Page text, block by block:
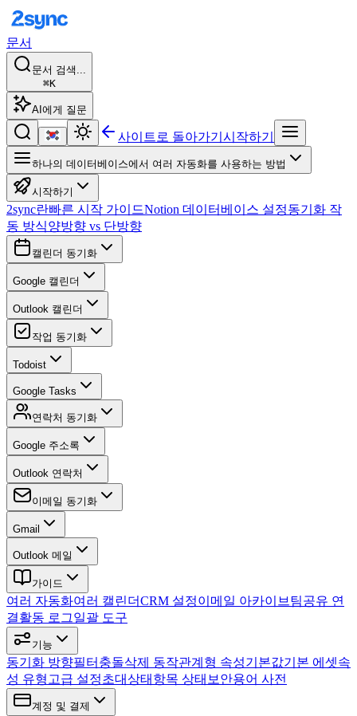
문서
문서 검색...
⌘K
AI에게 질문
사이트로 돌아가기 시작하기
하나의 데이터베이스에서 여러 자동화를 사용하는 방법
시작하기
2sync란빠른 시작 가이드Notion 데이터베이스 설정동기화 작
동 방식양방향 vs 단방향
캘린더 동기화
Google 캘린더
Outlook 캘린더
작업 동기화
Todoist
Google Tasks
연락처 동기화
Google 주소록
Outlook 연락처
이메일 동기화
Gmail
Outlook 메일
가이드
여러 자동화여러 캘린더CRM 설정이메일 아카이브 팀공유 연
결활동 로그일괄 도구
기능
동기화 방향필터 충돌삭제 동작관계형 속성기본값기본 에셋속
성 유형 고급 설정초대상태 항목 상태 보안용어 사전
계정 및 결제